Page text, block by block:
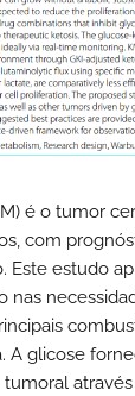
é o tumor
com
Este estudo
nas
A glicose